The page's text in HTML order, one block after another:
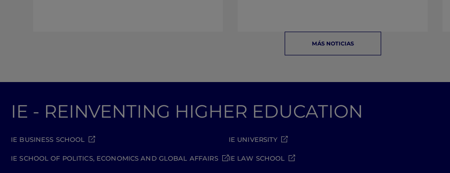
MÁS NOTICIAS
IE - REINVENTING HIGHER EDUCATION
IE BUSINESS SCHOOL
IE SCHOOL OF POLITICS, ECONOMICS AND GLOBAL AFFAIRS
IE UNIVERSITY
IE LAW SCHOOL